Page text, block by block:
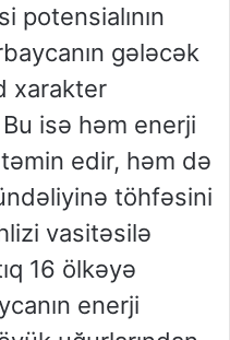
potensialının
gələcək
xarakter
Bu isə həm enerji
təmin edir, həm də
töhfəsini
vasitəsilə
16 ölkəyə
enerji